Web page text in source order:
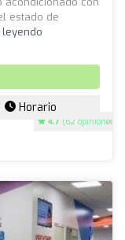
4.7 (62 opiniones)
estado de
leyendo
Horario